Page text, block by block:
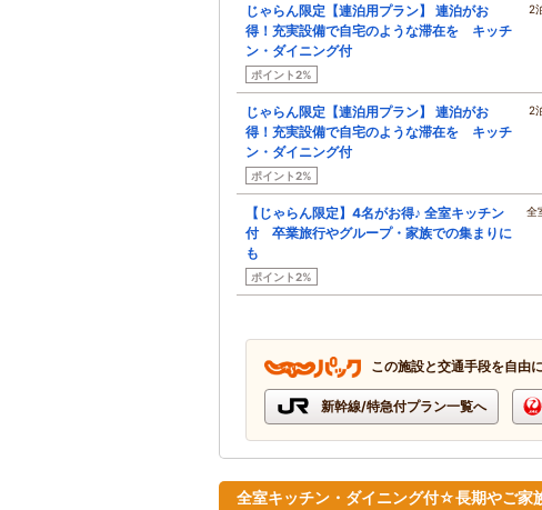
じゃらん限定【連泊用プラン】 連泊がお
得！充実設備で自宅のような滞在を キッチ
ン・ダイニング付
ポイント2%
2
じゃらん限定【連泊用プラン】 連泊がお
得！充実設備で自宅のような滞在を キッチ
ン・ダイニング付
ポイント2%
2
【じゃらん限定】4名がお得♪ 全室キッチン
付 卒業旅行やグループ・家族での集まりに
も
ポイント2%
全
この施設と交通手段を自由
新幹線/特急付プラン一覧へ
全室キッチン・ダイニング付☆長期やご家